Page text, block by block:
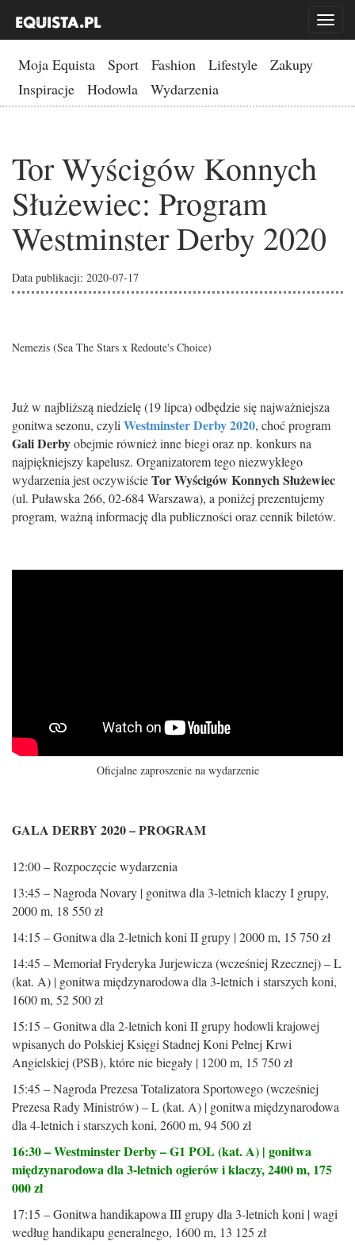
Toggle
Moja Equista Sport Fashion Lifestyle
Zakupy
Inspiracje
Hodowla Wydarzenia
Tor Wyścigów Konnych
Służewiec: Program
Westminster Derby 2020
Data publikacji: 2020-07-17
Nemezis (Sea The Stars x Redoute's Choice)
Już w najbliższą niedzielę (19 lipca) odbędzie się najważniejsza
gonitwa sezonu, czyli Westminster Derby 2020, choć program
Gali Derbyobejmie również inne biegi oraz np. konkurs na
najpiękniejszy kapelusz. Organizatorem tego niezwykłego
wydarzenia jest oczywiścieTor Wyścigów Konnych Służewiec
(ul. Puławska 266, 02-684 Warszawa), a poniżej prezentujemy
program, ważną informację dla publiczności oraz cennik biletów.
Oficjalne zaproszenie na wydarzenie
GALA DERBY 2020 – PROGRAM
12:00 – Rozpoczęcie wydarzenia
13:45 – Nagroda Novary | gonitwa dla 3-letnich klaczy I grupy,
2000 m, 18 550 zł
14:15 – Gonitwa dla 2-letnich koni II grupy | 2000 m, 15 750 zł
14:45 – Memoriał Fryderyka Jurjewicza (wcześniej Rzecznej) – L
(kat. A) | gonitwa międzynarodowa dla 3-letnich i starszych koni,
1600 m, 52 500 zł
15:15 – Gonitwa dla 2-letnich koni II grupy hodowli krajowej
wpisanych do Polskiej Księgi Stadnej Koni Pełnej Krwi
Angielskiej (PSB), które nie biegały | 1200 m, 15 750 zł
15:45 – Nagroda Prezesa Totalizatora Sportowego (wcześniej
Prezesa Rady Ministrów) – L (kat. A) | gonitwa międzynarodowa
dla 4-letnich i starszych koni, 2600 m, 94 500 zł
16:30 – Westminster Derby – G1 POL (kat. A) | gonitwa
międzynarodowa dla 3-letnich ogierów i klaczy, 2400 m, 175
000 zł
17:15 – Gonitwa handikapowa III grupy dla 3-letnich koni | wagi
według handikapu generalnego, 1600 m, 13 125 zł